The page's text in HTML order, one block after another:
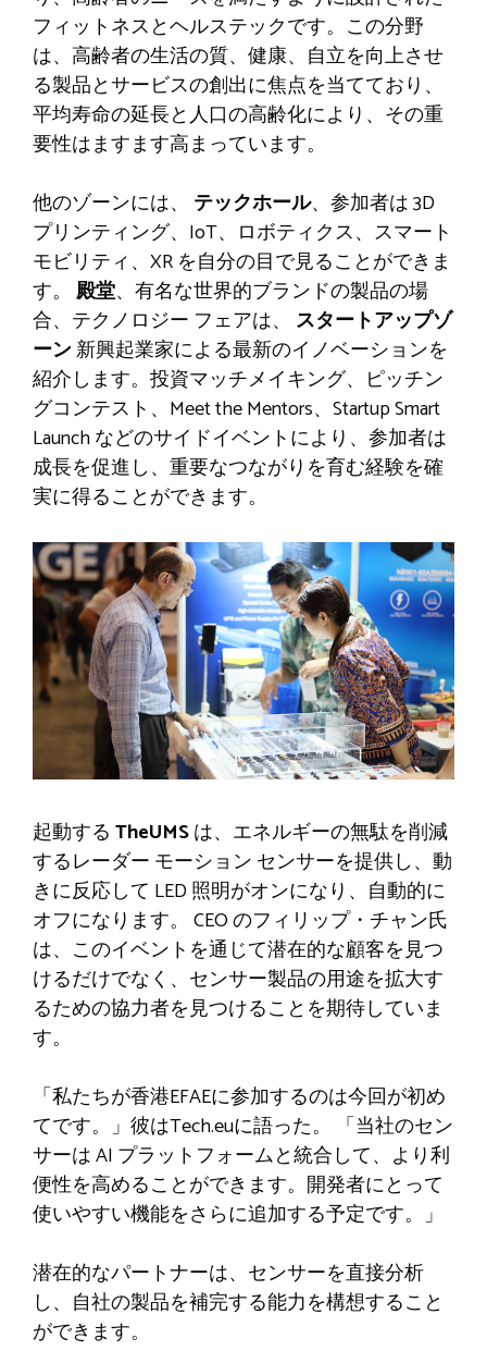
フィットネスとヘルステックです。この分野
は、高齢者の生活の質、健康、自立を向上させ
る製品とサービスの創出に焦点を当てており、
平均寿命の延長と人口の高齢化により、その重
要性はますます高まっています。
他のゾーンには、 テックホール、参加者は 3D
プリンティング、IoT、ロボティクス、スマート
モビリティ、XR を自分の目で見ることができま
す。 殿堂、有名な世界的ブランドの製品の場
合、テクノロジー フェアは、 スタートアップゾ
ーン新興起業家による最新のイノベーションを
紹介します。投資マッチメイキング、ピッチン
グコンテスト、Meet the Mentors、Startup Smart
Launch などのサイドイベントにより、参加者は
成長を促進し、重要なつながりを育む経験を確
実に得ることができます。
起動する TheUMSは、エネルギーの無駄を削減
するレーダー モーション センサーを提供し、動
きに反応して LED 照明がオンになり、自動的に
オフになります。 CEO のフィリップ・チャン氏
は、このイベントを通じて潜在的な顧客を見つ
けるだけでなく、センサー製品の用途を拡大す
るための協力者を見つけることを期待していま
す。
「私たちが香港EFAEに参加するのは今回が初め
てです。」彼はTech.euに語った。 「当社のセン
サーは AI プラットフォームと統合して、より利
便性を高めることができます。開発者にとって
使いやすい機能をさらに追加する予定です。」
潜在的なパートナーは、センサーを直接分析
し、自社の製品を補完する能力を構想すること
ができます。